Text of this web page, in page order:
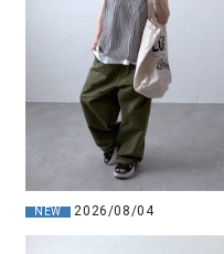
NEW 2026/08/04